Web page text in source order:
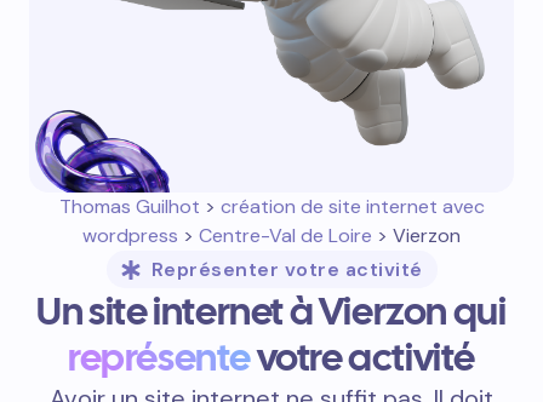
Thomas Guilhot > création de site internet avec
wordpress > Centre-Val de Loire > Vierzon
Représenter votre activité
Un site internet à Vierzon qui
représentevotre activité